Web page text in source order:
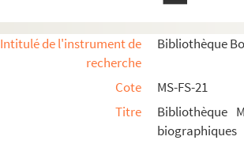
Intitulé de l'instrument de
recherche
Bibliothèque
Cote
MS-FS-21
Titre
Bibliothèque
biographiques
E